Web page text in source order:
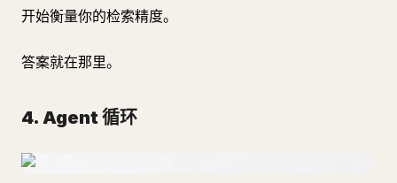
开始衡量你的检索精度。
答案就在那里。
4. Agent 循环